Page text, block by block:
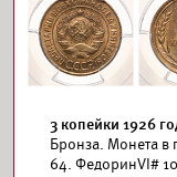
3 копейки 1926
Бронза. Монета в
64. ФедоринVI#